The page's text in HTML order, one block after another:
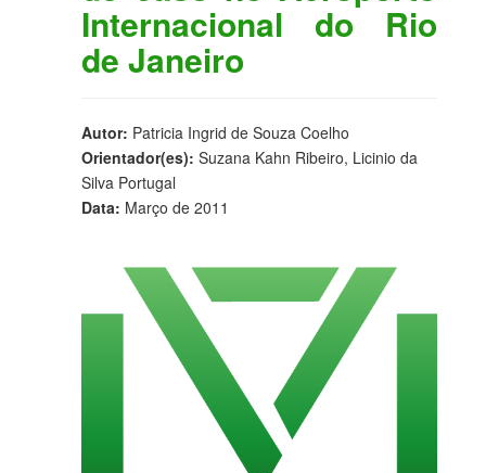
Internacional do Rio
de Janeiro
Autor: Patricia Ingrid de Souza Coelho
Orientador(es): Suzana Kahn Ribeiro, Licinio da
Silva Portugal
Data: Março de 2011